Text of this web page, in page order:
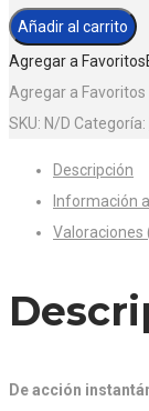
Añadir al carrito
Agregar a Favoritos
Agregar a Favoritos
SKU: N/D Categoría:
Descripción
Información
Valoraciones
De acción